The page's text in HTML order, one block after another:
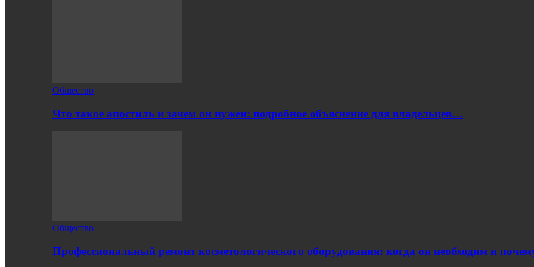
Общество
Что такое апостиль и зачем он нужен: подробное объяснение для владельцев…
Общество
Профессиональный ремонт косметологического оборудования: когда он необходим и